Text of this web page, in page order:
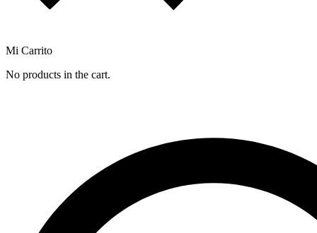
Mi Carrito
No products in the cart.